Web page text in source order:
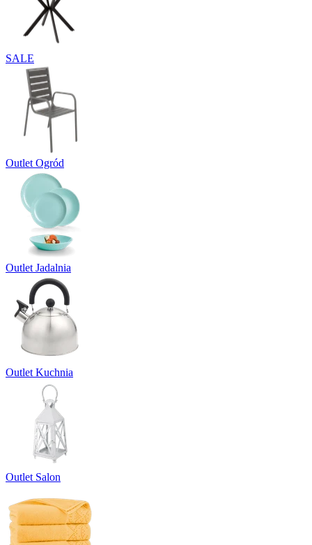
SALE
Outlet Ogród
Outlet Jadalnia
Outlet Kuchnia
Outlet Salon